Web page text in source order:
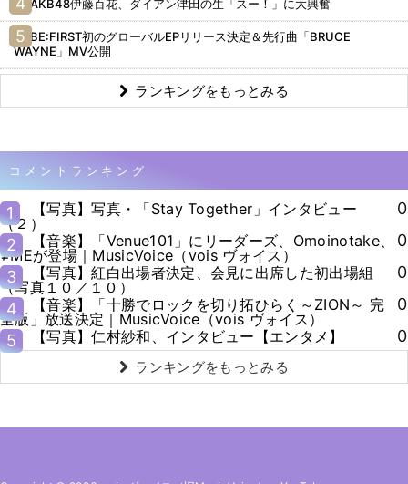
AKB48伊藤百花、ダイアン津田の生「スー！」に大興奮
BE:FIRST初のグローバルEPリリース決定＆先行曲「BRUCE
WAYNE」MV公開
ランキングをもっとみる
コメントランキング
1
【写真】写真・「Stay Together」インタビュー
（２）
0
2
【音楽】「Venue101」にリーダーズ、Omoinotake、
≠MEが登場｜MusicVoice（vois ヴォイス）
0
3
【写真】紅白出場者決定、会見に出席した初出場組
（写真１０／１０）
0
4
【音楽】「十勝でロックを切り拓ひらく～ZION～ 完
全版」放送決定｜MusicVoice（vois ヴォイス）
0
5
【写真】仁村紗和、インタビュー【エンタメ】 0
ランキングをもっとみる